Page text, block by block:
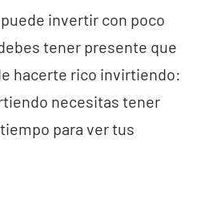
invertir con poco
tener presente que
hacerte rico invirtiendo:
necesitas tener
para ver tus